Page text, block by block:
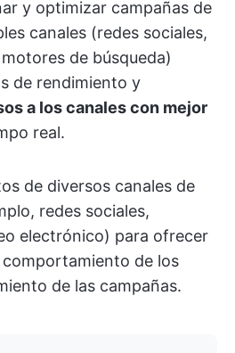
y optimizar campañas de
canales (redes sociales,
de búsqueda)
de rendimiento y
a los canales con mejor
real.
de diversos canales de
redes sociales,
electrónico) para ofrecer
de los
de las campañas.